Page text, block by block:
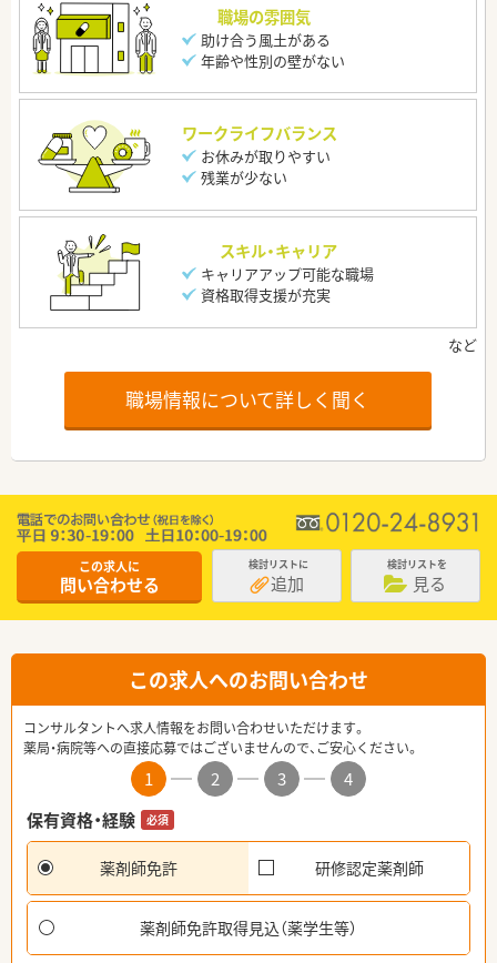
職場の雰囲気
助け合う風土がある
年齢や性別の壁がない
ワークライフバランス
お休みが取りやすい
残業が少ない
スキル・キャリア
キャリアアップ可能な職場
資格取得支援が充実
職場情報について詳しく聞く
この求人に
問い合わせる
検討リストに
追加
検討リストを
見る
この求人へのお問い合わせ
コンサルタントへ求人情報をお問い合わせいただけます。
薬局・病院等への直接応募ではございませんので、ご安心ください。
1 2 3
4
保有資格・経験
必須
薬剤師免許 研修認定薬剤師
薬剤師免許取得見込（薬学生等）